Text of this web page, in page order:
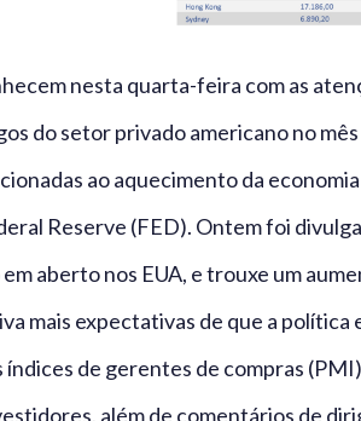
nesta quarta-feira com as
do setor privado americano no
ao aquecimento da
Reserve (FED). Ontem foi
aberto nos EUA, e trouxe um
mais expectativas de que a
índices de gerentes de compras
além de comentários de